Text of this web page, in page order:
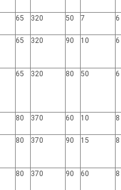
65 320 50 7 6
65 320 90 10 6
65 320 80 50 6
80 370 60 10 8
80 370 90 15 8
80 370 90 60 8